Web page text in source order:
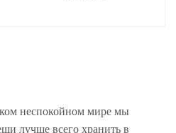
неспокойном мире мы
лучше всего хранить в